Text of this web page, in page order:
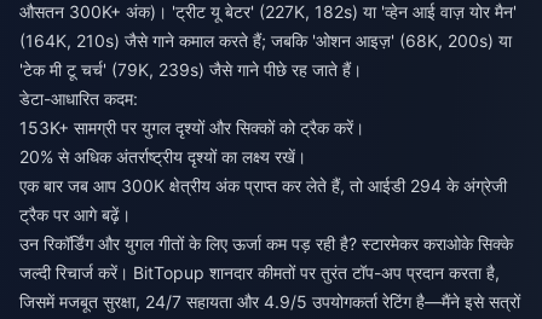
औसतन 300K+ अंक)। 'ट्रीट यू बेटर' (227K, 182s) या 'व्हेन आई वाज़ योर मैन'
(164K, 210s) जैसे गाने कमाल करते हैं; जबकि 'ओशन आइज़' (68K, 200s) या
'टेक मी टू चर्च' (79K, 239s) जैसे गाने पीछे रह जाते हैं।
डेटा-आधारित कदम:
153K+ सामग्री पर युगल दृश्यों और सिक्कों को ट्रैक करें।
20% से अधिक अंतर्राष्ट्रीय दृश्यों का लक्ष्य रखें।
एक बार जब आप 300K क्षेत्रीय अंक प्राप्त कर लेते हैं, तो आईडी 294 के अंग्रेजी
ट्रैक पर आगे बढ़ें।
उन रिकॉर्डिंग और युगल गीतों के लिए ऊर्जा कम पड़ रही है? स्टारमेकर कराओके सिक्के
जल्दी रिचार्ज करें। BitTopup शानदार कीमतों पर तुरंत टॉप-अप प्रदान करता है,
जिसमें मजबूत सुरक्षा, 24/7 सहायता और 4.9/5 उपयोगकर्ता रेटिंग है—मैंने इसे सत्रों